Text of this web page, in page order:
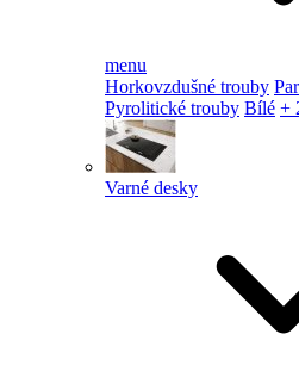
menu
Horkovzdušné trouby
Pyrolitické trouby Bílé +
Varné desky